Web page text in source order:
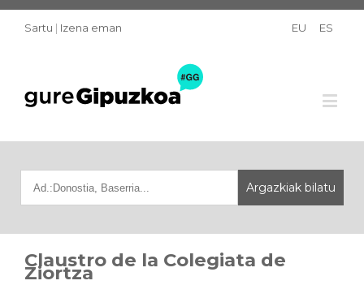
Sartu | Izena eman EU ES
Claustro de la Colegiata de
Ziortza